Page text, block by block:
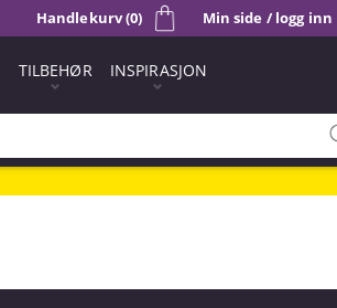
Min side / logg inn
Handlekurv (0)
TILBEHØR INSPIRASJON